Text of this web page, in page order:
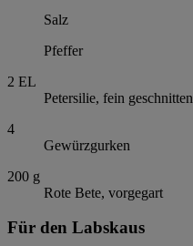
Salz
Pfeffer
2 EL
Petersilie, fein geschnitten
4
Gewürzgurken
200 g
Rote Bete, vorgegart
Für den Labskaus